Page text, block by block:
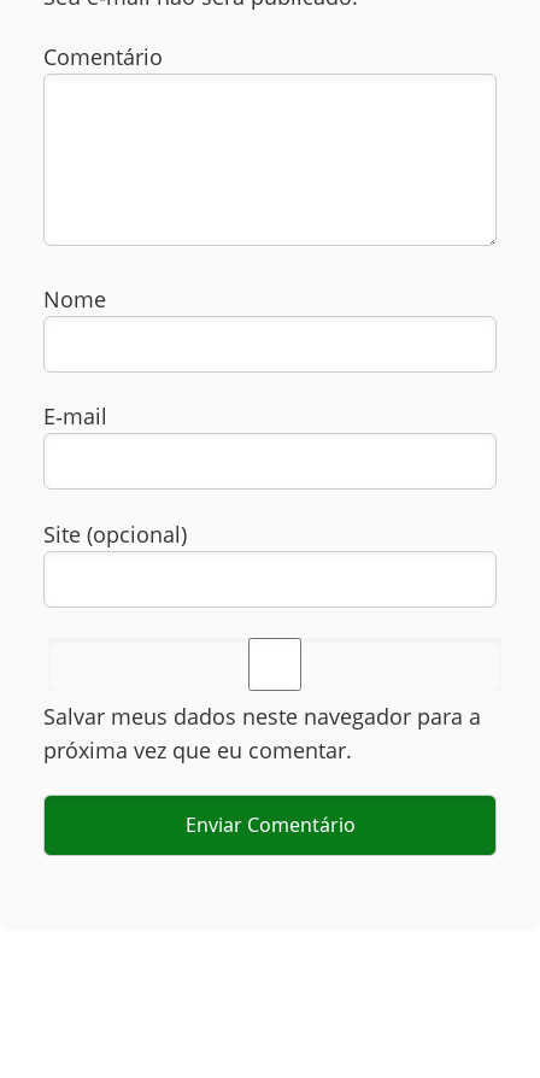
Comentário
Nome
E‑mail
Site (opcional)
Salvar meus dados neste navegador para a
próxima vez que eu comentar.